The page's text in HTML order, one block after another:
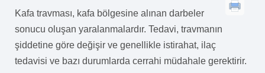
Kafa travması, kafa bölgesine alınan darbeler
sonucu oluşan yaralanmalardır. Tedavi, travmanın
şiddetine göre değişir ve genellikle istirahat, ilaç
tedavisi ve bazı durumlarda cerrahi müdahale gerektirir.